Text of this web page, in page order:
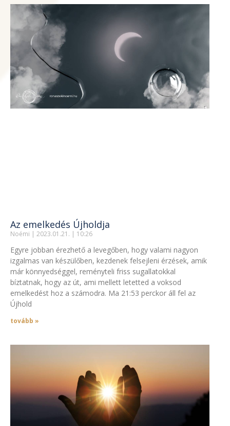
Az emelkedés Újholdja
Noémi 2023.01.21. 10:26
Egyre jobban érezhető a levegőben, hogy valami nagyon
izgalmas van készülőben, kezdenek felsejleni érzések, amik
már könnyedséggel, reményteli friss sugallatokkal
bíztatnak, hogy az út, ami mellett letetted a voksod
emelkedést hoz a számodra. Ma 21:53 perckor áll fel az
Újhold
tovább »